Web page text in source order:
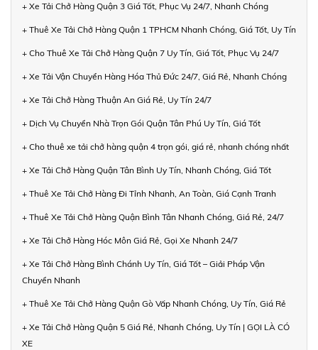
+ Xe Tải Chở Hàng Quận 3 Giá Tốt, Phục Vụ 24/7, Nhanh Chóng
+ Thuê Xe Tải Chở Hàng Quận 1 TPHCM Nhanh Chóng, Giá Tốt, Uy Tín
+ Cho Thuê Xe Tải Chở Hàng Quận 7 Uy Tín, Giá Tốt, Phục Vụ 24/7
+ Xe Tải Vận Chuyển Hàng Hóa Thủ Đức 24/7, Giá Rẻ, Nhanh Chóng
+ Xe Tải Chở Hàng Thuận An Giá Rẻ, Uy Tín 24/7
+ Dịch Vụ Chuyển Nhà Trọn Gói Quận Tân Phú Uy Tín, Giá Tốt
+ Cho thuê xe tải chở hàng quận 4 trọn gói, giá rẻ, nhanh chóng nhất
+ Xe Tải Chở Hàng Quận Tân Bình Uy Tín, Nhanh Chóng, Giá Tốt
+ Thuê Xe Tải Chở Hàng Đi Tỉnh Nhanh, An Toàn, Giá Cạnh Tranh
+ Thuê Xe Tải Chở Hàng Quận Bình Tân Nhanh Chóng, Giá Rẻ, 24/7
+ Xe Tải Chở Hàng Hóc Môn Giá Rẻ, Gọi Xe Nhanh 24/7
+ Xe Tải Chở Hàng Bình Chánh Uy Tín, Giá Tốt – Giải Pháp Vận
Chuyển Nhanh
+ Thuê Xe Tải Chở Hàng Quận Gò Vấp Nhanh Chóng, Uy Tín, Giá Rẻ
+ Xe Tải Chở Hàng Quận 5 Giá Rẻ, Nhanh Chóng, Uy Tín | GỌI LÀ CÓ
XE